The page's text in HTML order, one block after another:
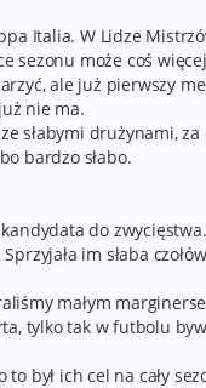
Italia. W Lidze
sezonu może coś
ale już pierwszy
nie ma.
słabymi drużynami, za
bardzo słabo.
do zwycięstwa.
im słaba
małym
tylko tak w futbolu
był ich cel na cały